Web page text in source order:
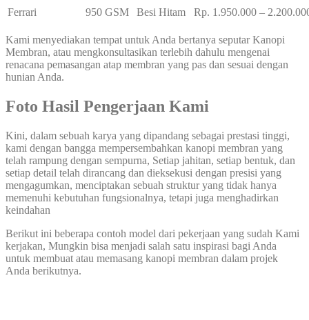
Ferrari
950 GSM Besi Hitam Rp. 1.950.000 –
Kami menyediakan tempat untuk Anda bertanya seputar Kanopi
Membran, atau mengkonsultasikan terlebih dahulu mengenai
renacana pemasangan atap membran yang pas dan sesuai dengan
hunian Anda.
Foto Hasil Pengerjaan Kami
Kini, dalam sebuah karya yang dipandang sebagai prestasi tinggi,
kami dengan bangga mempersembahkan kanopi membran yang
telah rampung dengan sempurna, Setiap jahitan, setiap bentuk, dan
setiap detail telah dirancang dan dieksekusi dengan presisi yang
mengagumkan, menciptakan sebuah struktur yang tidak hanya
memenuhi kebutuhan fungsionalnya, tetapi juga menghadirkan
keindahan
Berikut ini beberapa contoh model dari pekerjaan yang sudah Kami
kerjakan, Mungkin bisa menjadi salah satu inspirasi bagi Anda
untuk membuat atau memasang kanopi membran dalam projek
Anda berikutnya.